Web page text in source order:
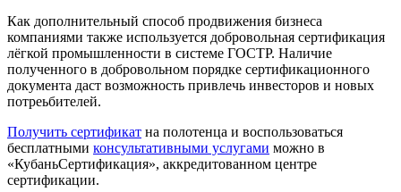
Как дополнительный способ продвижения бизнеса
компаниями также используется добровольная сертификация
лёгкой промышленности в системе ГОСТР. Наличие
полученного в добровольном порядке сертификационного
документа даст возможность привлечь инвесторов и новых
потреьбителей.
Получить сертификат на полотенца и воспользоваться
бесплатными консультативными услугами можно в
«КубаньСертификация», аккредитованном центре
сертификации.